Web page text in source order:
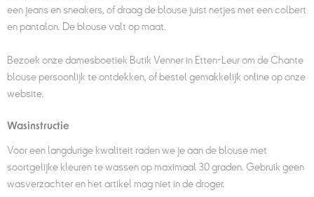
een jeans en sneakers, of draag de blouse juist netjes met een colbert
en pantalon. De blouse valt op maat.
Bezoek onze damesboetiek Butik Venner in Etten-Leur om de Chante
blouse persoonlijk te ontdekken, of bestel gemakkelijk online op onze
website.
Wasinstructie
Voor een langdurige kwaliteit raden we je aan de blouse met
soortgelijke kleuren te wassen op maximaal 30 graden. Gebruik geen
wasverzachter en het artikel mag niet in de droger.